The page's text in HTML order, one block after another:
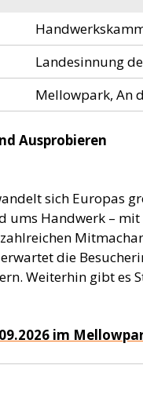
Landesinnung
Mellowpark, An
Ausprobieren
sich Europas
Handwerk –
die
Weiterhin gibt es
im